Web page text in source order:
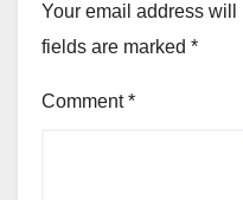
Your email address will
fields are marked *
Comment*